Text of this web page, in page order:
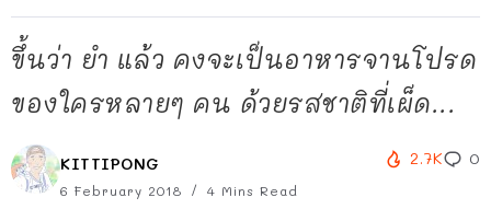
ขึ้นว่า ยำ แล้ว คงจะเป็นอาหารจานโปรด
ของใครหลายๆ คน ด้วยรสชาติที่เผ็ด...
KITTIPONG
6 February 2018 4 Mins Read
2.7K 0